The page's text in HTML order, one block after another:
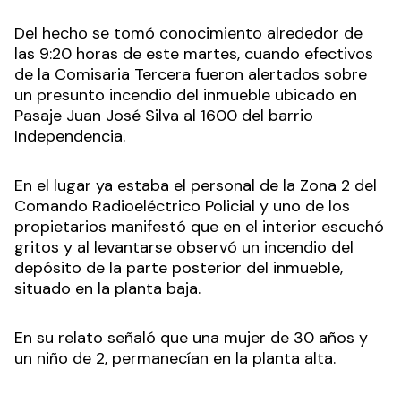
Del hecho se tomó conocimiento alrededor de
las 9:20 horas de este martes, cuando efectivos
de la Comisaria Tercera fueron alertados sobre
un presunto incendio del inmueble ubicado en
Pasaje Juan José Silva al 1600 del barrio
Independencia.
En el lugar ya estaba el personal de la Zona 2 del
Comando Radioeléctrico Policial y uno de los
propietarios manifestó que en el interior escuchó
gritos y al levantarse observó un incendio del
depósito de la parte posterior del inmueble,
situado en la planta baja.
En su relato señaló que una mujer de 30 años y
un niño de 2, permanecían en la planta alta.